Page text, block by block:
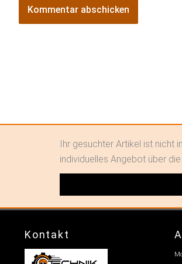
Ihr gesuchter Artikel ist nicht
individuelles Angebot über
Kontakt